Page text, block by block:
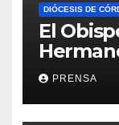
DIÓCESIS DE
El
PRENSA